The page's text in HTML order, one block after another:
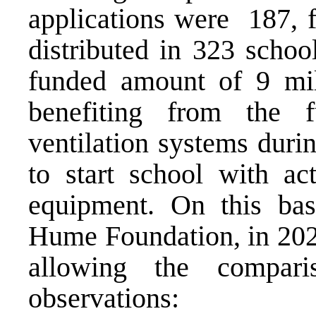
applications were 187,
distributed in 323
funded amount of 9
benefiting from the
ventilation systems
to start school with
equipment. On this
Hume Foundation, in
allowing the
observations: